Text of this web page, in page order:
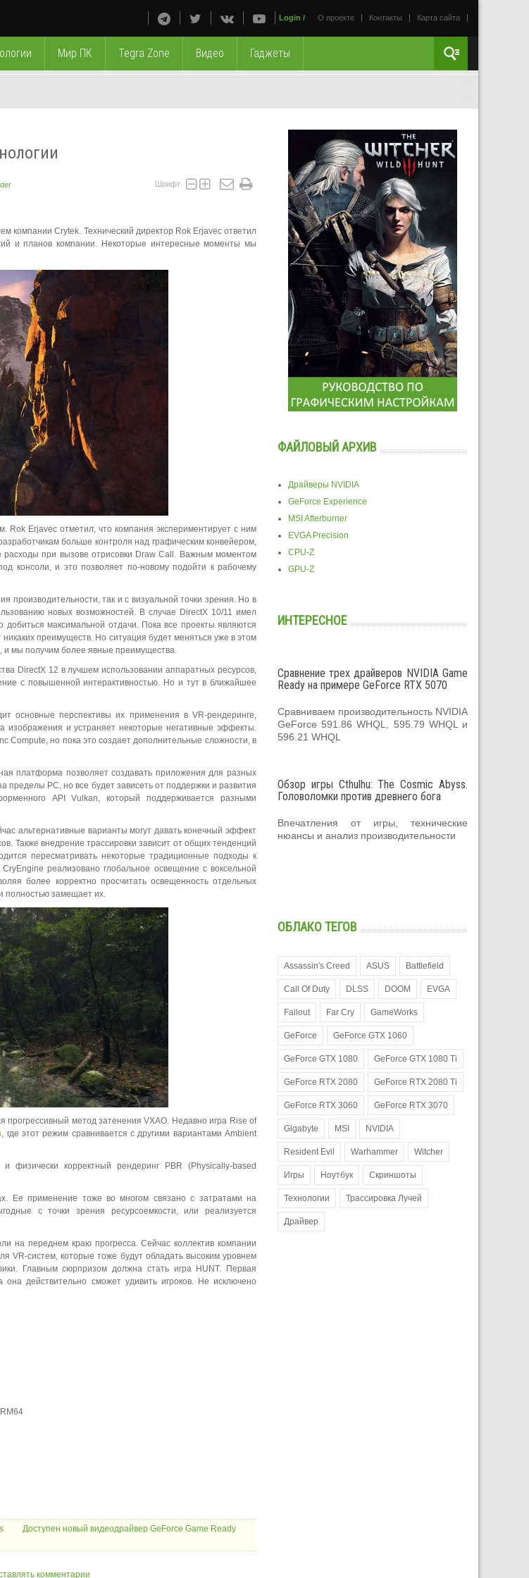
О проекте Контакты Карта сайта
Login /
Мир ПК Tegra Zone Видео Гаджеты
Шрифт
компании Crytek. Технический директор Rok Erjavec ответил
и планов компании. Некоторые интересные моменты мы
Rok Erjavec отметил, что компания экспериментирует с ним
больше контроля над графическим конвейером,
расходы при вызове отрисовки Draw Call. Важным моментом
консоли, и это позволяет по-новому подойти к рабочему
производительности, так и с визуальной точки зрения. Но в
новых возможностей. В случае DirectX 10/11 имел
добиться максимальной отдачи. Пока все проекты являются
преимуществ. Но ситуация будет меняться уже в этом
и мы получим более явные преимущества.
DirectX 12 в лучшем использовании аппаратных ресурсов,
с повышенной интерактивностью. Но и тут в ближайшее
основные перспективы их применения в VR-рендеринге,
изображения и устраняет некоторые негативные эффекты.
Compute, но пока это создает дополнительные сложности, в
платформа позволяет создавать приложения для разных
PC, но все будет зависеть от поддержки и развития
API Vulkan, который поддерживается разными
альтернативные варианты могут давать конечный эффект
Также внедрение трассировки зависит от общих тенденций
пересматривать некоторые традиционные подходы к
реализовано глобальное освещение с воксельной
более корректно просчитать освещенность отдельных
полностью замещает их.
прогрессивный метод затенения VXAO. Недавно игра Rise of
, где этот режим сравнивается с другими вариантами Ambient
физически корректный рендеринг PBR (Physically-based
Ее применение тоже во многом связано с затратами на
с точки зрения ресурсоемкости, или реализуется
на переднем краю прогресса. Сейчас коллектив компании
VR-систем, которые тоже будут обладать высоким уровнем
Главным сюрпризом должна стать игра HUNT. Первая
действительно сможет удивить игроков. Не исключено
Доступен новый видеодрайвер GeForce Game Ready
комментарии
ФАЙЛОВЫЙ АРХИВ
Драйверы NVIDIA
GeForce Experience
MSI Afterburner
EVGA Precision
CPU-Z
GPU-Z
ИНТЕРЕСНОЕ
Сравнение трех драйверов NVIDIA Game
Ready на примере GeForce RTX 5070
Сравниваем производительность NVIDIA
GeForce 591.86 WHQL, 595.79 WHQL и
596.21 WHQL
Обзор игры Cthulhu: The Cosmic Abyss.
Головоломки против древнего бога
Впечатления от игры, технические
нюансы и анализ производительности
ОБЛАКО ТЕГОВ
Assassin's Creed ASUS Battlefield
Call Of Duty DLSS DOOM EVGA
Fallout Far Cry GameWorks
GeForce GeForce GTX 1060
GeForce GTX 1080 GeForce GTX 1080 Ti
GeForce RTX 2080 GeForce RTX 2080 Ti
GeForce RTX 3060 GeForce RTX 3070
Gigabyte MSI NVIDIA
Resident Evil Warhammer Witcher
Игры Ноутбук Скриншоты
Технологии Трассировка Лучей
Драйвер